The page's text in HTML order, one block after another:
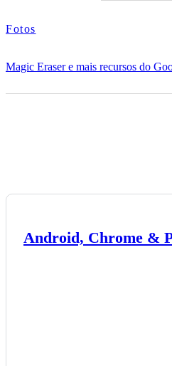
Fotos
Magic Eraser e mais recursos do
Android, Chrome &